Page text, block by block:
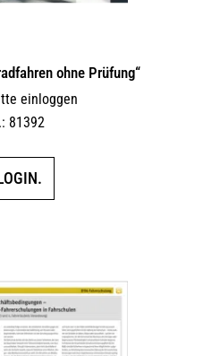
ohne Prüfung“
einloggen
81392